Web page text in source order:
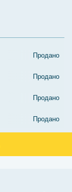
Продано
Продано
Продано
Продано